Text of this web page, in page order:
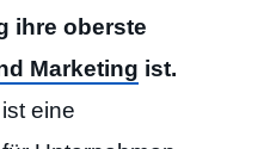
ihre oberste
Marketing ist.
eine